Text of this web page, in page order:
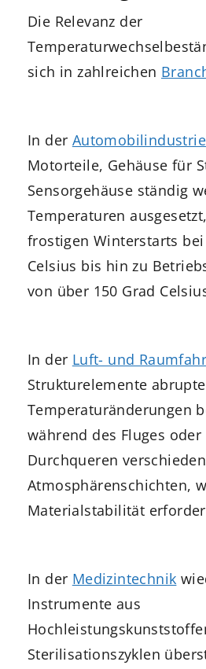
Die Relevanz der
sich in zahlreichen
In der Automobilindustrie
Motorteile, Gehäuse für
Sensorgehäuse ständig
Temperaturen
frostigen Winterstarts
Celsius bis hin zu
von über 150 Grad
In der Luft- und
Strukturelemente abrupte
Temperaturänderungen
während des Fluges oder
Durchqueren
Atmosphärenschichten,
Materialstabilität
In der Medizintechnik
Instrumente aus
Sterilisationszyklen